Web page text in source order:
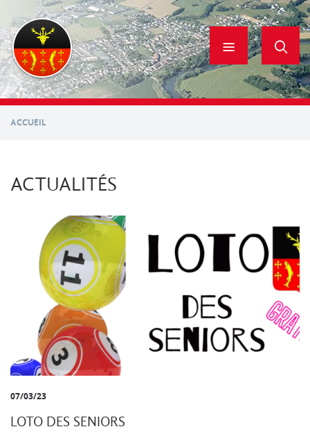
contenu
principal
ACCUEIL
ACTUALITÉS
07/03/23
LOTO DES SENIORS